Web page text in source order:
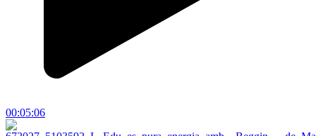
00:05:06